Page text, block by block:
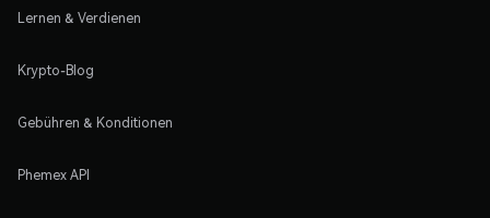
Lernen & Verdienen
Krypto-Blog
Gebühren & Konditionen
Phemex API